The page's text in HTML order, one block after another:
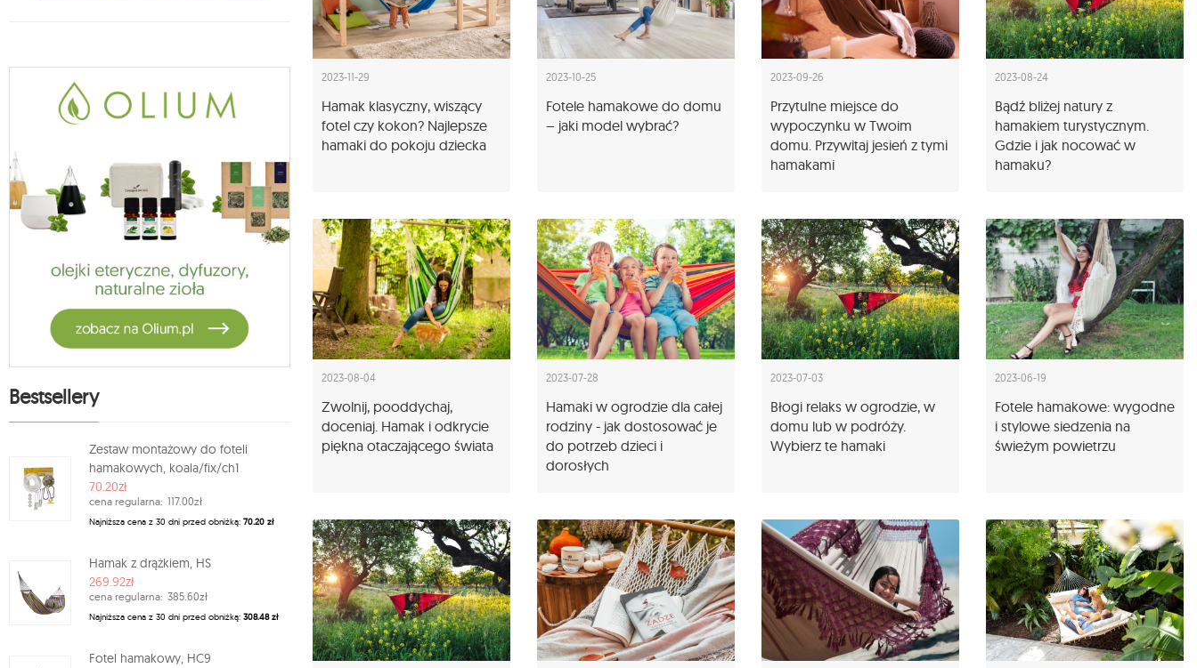
2023-11-29
Hamak klasyczny, wiszący
fotel czy kokon? Najlepsze
hamaki do pokoju dziecka
2023-10-25
Fotele hamakowe do domu
– jaki model wybrać?
2023-09-26
Przytulne miejsce do
wypoczynku w Twoim
domu. Przywitaj jesień z tymi
hamakami
2023-08-24
Bądź bliżej natury z
hamakiem turystycznym.
Gdzie i jak nocować w
hamaku?
2023-08-04
Zwolnij, pooddychaj,
doceniaj. Hamak i odkrycie
piękna otaczającego świata
2023-07-28
Hamaki w ogrodzie dla całej
rodziny - jak dostosować je
do potrzeb dzieci i
dorosłych
2023-07-03
Błogi relaks w ogrodzie, w
domu lub w podróży.
Wybierz te hamaki
2023-06-19
Fotele hamakowe: wygodne
i stylowe siedzenia na
świeżym powietrzu
Bestsellery
Zestaw montażowy do foteli
hamakowych, koala/fix/ch1
70.20zł
cena regularna: 117.00zł
Najniższa cena z 30 dni przed obniżką: 70.20 zł
Hamak z drążkiem, HS
269.92zł
cena regularna: 385.60zł
Najniższa cena z 30 dni przed obniżką: 308.48 zł
Fotel hamakowy, HC9